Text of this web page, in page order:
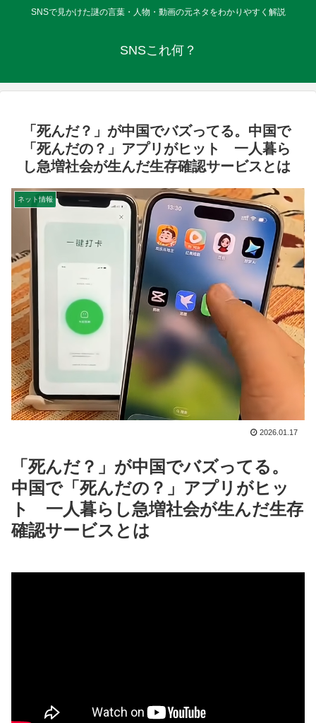
SNSで見かけた謎の言葉・人物・動画の元ネタをわかりやすく解説
SNSこれ何？
「死んだ？」が中国でバズってる。中国で
「死んだの？」アプリがヒット 一人暮ら
し急増社会が生んだ生存確認サービスとは
ネット情報
2026.01.17
「死んだ？」が中国でバズってる。
中国で「死んだの？」アプリがヒッ
ト 一人暮らし急増社会が生んだ生存
確認サービスとは